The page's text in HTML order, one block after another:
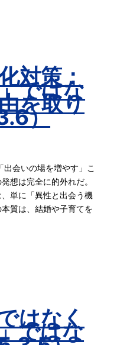
対策：
ではな
を取り
）
会いの場を増やす」こ
想は完全に的外れだ。
単に「異性と出会う機
質は、結婚や子育てを
はなく
ではな